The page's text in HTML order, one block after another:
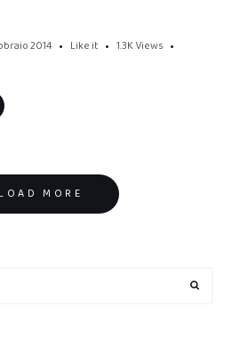
2014 Like it 1.3K Views
LOAD MORE